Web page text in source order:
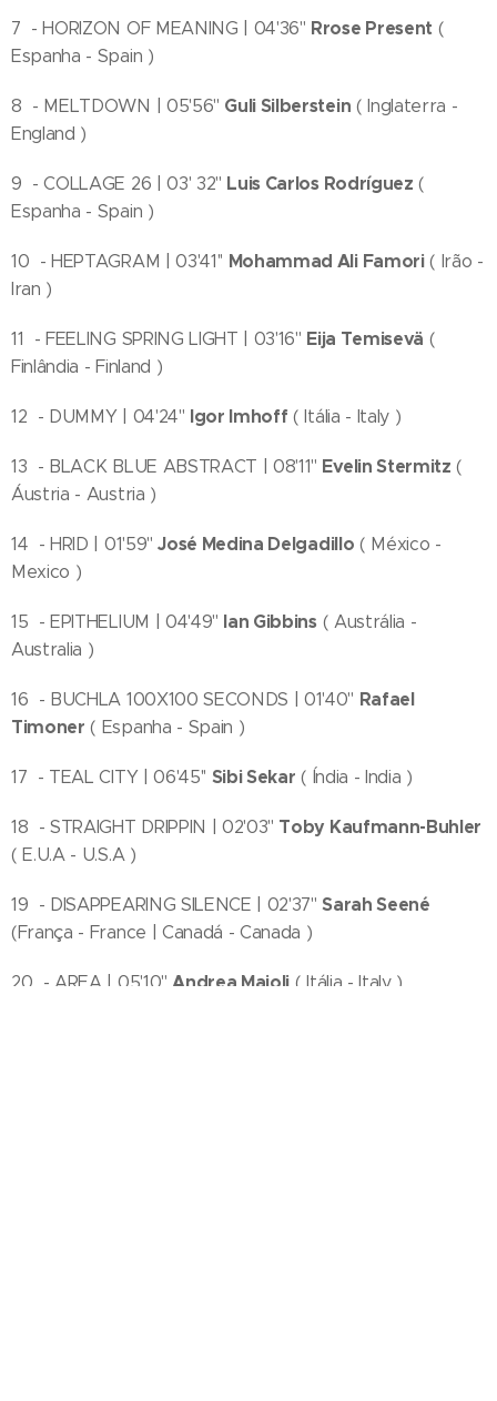
7 - HORIZON OF MEANING | 04'36'' Rrose Present (
Espanha - Spain )
8 - MELTDOWN | 05'56'' Guli Silberstein ( Inglaterra -
England )
9 - COLLAGE 26 | 03' 32'' Luis Carlos Rodríguez (
Espanha - Spain )
10 - HEPTAGRAM | 03'41'' Mohammad Ali Famori( Irão -
Iran )
11 - FEELING SPRING LIGHT | 03'16'' Eija Temisevä (
Finlândia - Finland )
12 - DUMMY | 04'24'' Igor Imhoff ( Itália - Italy )
13 - BLACK BLUE ABSTRACT | 08'11'' Evelin Stermitz (
Áustria - Austria )
14 - HRID | 01'59''José Medina Delgadillo ( México -
Mexico )
15 - EPITHELIUM | 04'49'' Ian Gibbins( Austrália -
Australia )
16 - BUCHLA 100X100 SECONDS | 01'40'' Rafael
Timoner ( Espanha - Spain )
17 - TEAL CITY | 06'45'' Sibi Sekar ( Índia - India )
18 - STRAIGHT DRIPPIN | 02'03'' Toby Kaufmann-Buhler
( E.U.A - U.S.A )
19 - DISAPPEARING SILENCE | 02'37'' Sarah Seené
(França - France | Canadá - Canada )
20 - AREA | 05'10'' Andrea Maioli ( Itália - Italy )